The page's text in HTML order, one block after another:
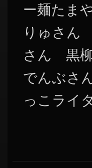
ー麺たま
りゅさ
さん 黒
でんぶさ
っこライ